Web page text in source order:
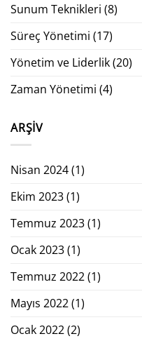
Sunum Teknikleri (8)
Süreç Yönetimi (17)
Yönetim ve Liderlik(20)
Zaman Yönetimi (4)
ARŞIV
Nisan 2024(1)
Ekim 2023(1)
Temmuz 2023(1)
Ocak 2023(1)
Temmuz 2022(1)
Mayıs 2022(1)
Ocak 2022(2)